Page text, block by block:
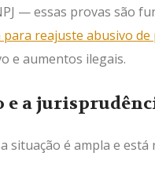
— essas provas são
reajuste abusivo de
e aumentos ilegais.
e a
situação é ampla e